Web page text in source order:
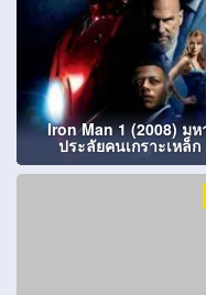
Iron Man 1 (2008) มห
ประลัยคนเกราะเหล็ก